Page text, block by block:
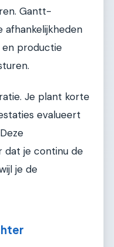
Gantt-
en productie
Je plant korte
evalueert
dat je continu de
je de